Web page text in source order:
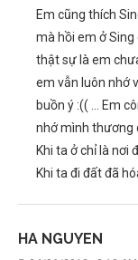
Em cũng thích
mà hồi em ở
thật sự là em
em vẫn luôn nhớ
buồn ý :(( … Em
nhớ mình thương
Khi ta ở chỉ là nơi
Khi ta đi đất đã
HA NGUYEN